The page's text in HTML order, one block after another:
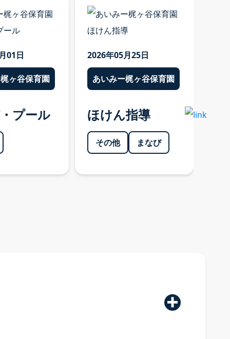
01日
ヶ谷保育園
プール
2026年05月25日
あいみー梶ヶ谷保育園
ほけん指導
その他 まなび